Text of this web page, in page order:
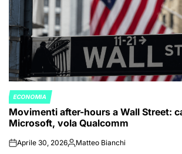
POSTED
IN
ECONOMIA
Movimenti after-hours a Wall Street:
Microsoft, vola Qualcomm
onAprile 30, 2026Posted
Matteo Bianchi